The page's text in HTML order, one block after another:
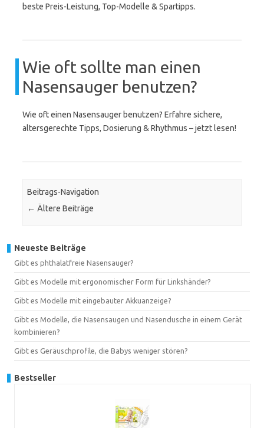
beste Preis-Leistung, Top-Modelle & Spartipps.
Wie oft sollte man einen
Nasensauger benutzen?
Wie oft einen Nasensauger benutzen? Erfahre sichere,
altersgerechte Tipps, Dosierung & Rhythmus – jetzt lesen!
Beitrags-Navigation
← Ältere Beiträge
Neueste Beiträge
Gibt es phthalatfreie Nasensauger?
Gibt es Modelle mit ergonomischer Form für Linkshänder?
Gibt es Modelle mit eingebauter Akkuanzeige?
Gibt es Modelle, die Nasensaugen und Nasendusche in einem Gerät
kombinieren?
Gibt es Geräuschprofile, die Babys weniger stören?
Bestseller